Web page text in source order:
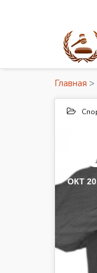
Главная >
ОКТ